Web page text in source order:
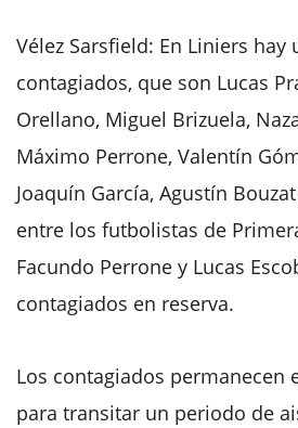
Vélez Sarsfield: En Liniers hay
contagiados, que son Lucas
Orellano, Miguel Brizuela,
Máximo Perrone, Valentín
Joaquín García, Agustín
entre los futbolistas de
Facundo Perrone y Lucas
contagiados en reserva.
Los contagiados permanecen
para transitar un periodo de